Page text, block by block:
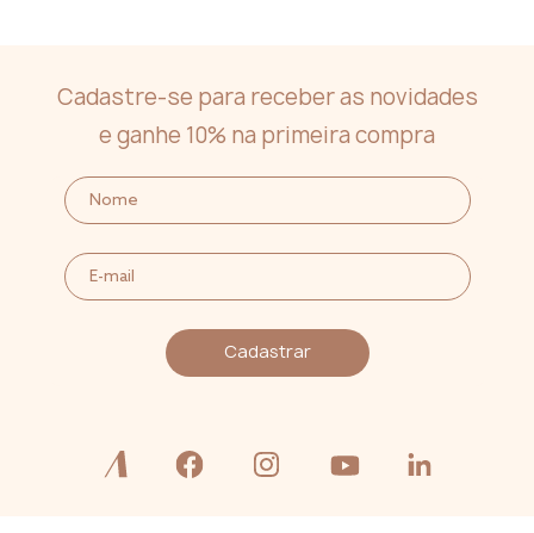
Cadastre-se para receber as novidades
e ganhe 10% na primeira compra
Cadastrar